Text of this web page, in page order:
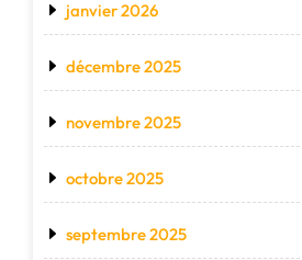
janvier 2026
décembre 2025
novembre 2025
octobre 2025
septembre 2025